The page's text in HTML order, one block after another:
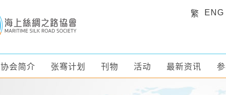
繁 ENG
协会简介 张骞计划 刊物 活动 最新资讯